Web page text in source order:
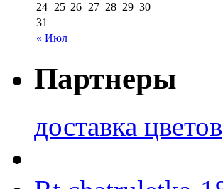
« Июл
24 25 26 27 28 29 30
31
Партнеры
доставка цветов